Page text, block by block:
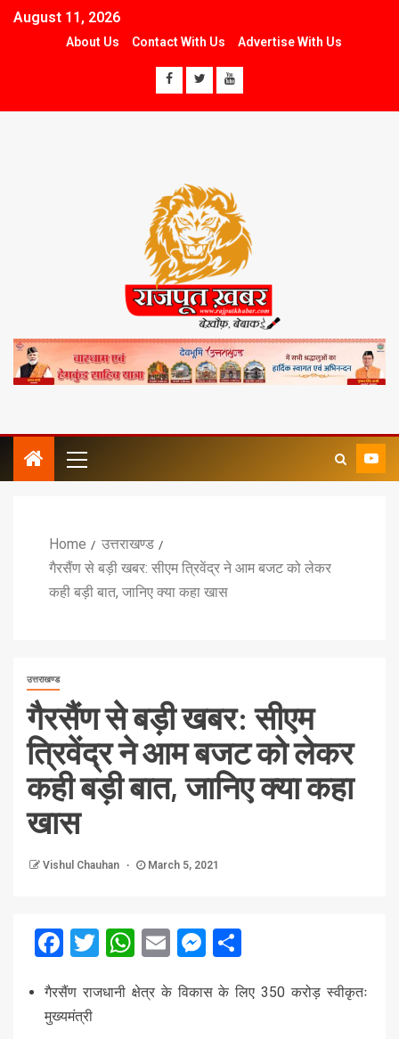
August 11, 2026
About Us Contact With Us Advertise With Us
Home
उत्तराखण्ड
गैरसैंण से बड़ी खबर: सीएम त्रिवेंद्र ने आम बजट को लेकर
कही बड़ी बात, जानिए क्या कहा खास
उत्तराखण्ड
गैरसैंण से बड़ी खबर: सीएम
त्रिवेंद्र ने आम बजट को लेकर
कही बड़ी बात, जानिए क्या कहा
खास
Vishul Chauhan March 5, 2021
Facebook
Twitter
WhatsApp
EmailMessenger
गैरसैंण राजधानी क्षेत्र के विकास के लिए 350 करोड़ स्वीकृतः
मुख्यमंत्री